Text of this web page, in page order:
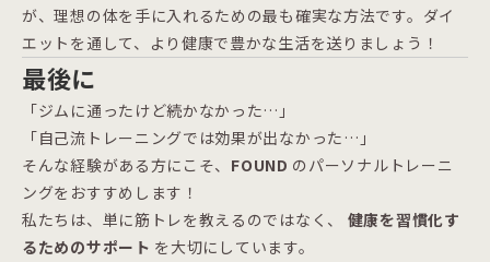
が、理想の体を手に入れるための最も確実な方法です。ダイ
エットを通して、より健康で豊かな生活を送りましょう！
最後に
「ジムに通ったけど続かなかった…」
「自己流トレーニングでは効果が出なかった…」
そんな経験がある方にこそ、 FOUND のパーソナルトレーニ
ングをおすすめします！
私たちは、単に筋トレを教えるのではなく、 健康を習慣化す
るためのサポート を大切にしています。